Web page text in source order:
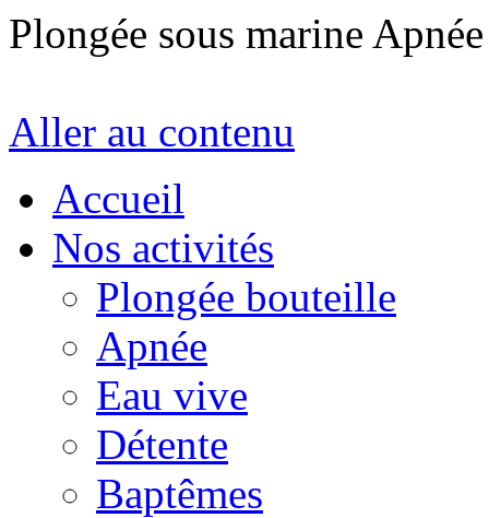
Plongée sous marine
Aller au contenu
Accueil
Nos activités
Plongée bouteille
Apnée
Eau vive
Détente
Baptêmes